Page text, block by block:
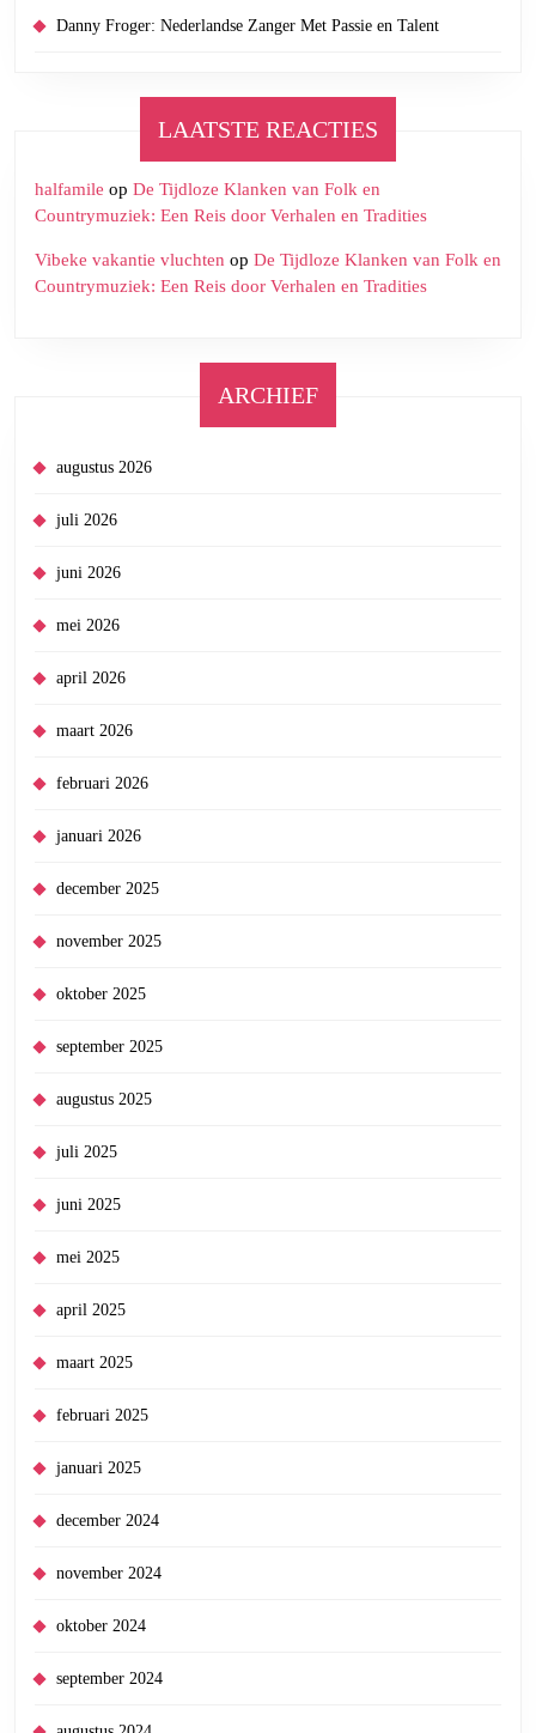
Danny Froger: Nederlandse Zanger Met Passie en Talent
LAATSTE REACTIES
halfamile op De Tijdloze Klanken van Folk en
Countrymuziek: Een Reis door Verhalen en Tradities
Vibeke vakantie vluchten op De Tijdloze Klanken van Folk en
Countrymuziek: Een Reis door Verhalen en Tradities
ARCHIEF
augustus 2026
juli 2026
juni 2026
mei 2026
april 2026
maart 2026
februari 2026
januari 2026
december 2025
november 2025
oktober 2025
september 2025
augustus 2025
juli 2025
juni 2025
mei 2025
april 2025
maart 2025
februari 2025
januari 2025
december 2024
november 2024
oktober 2024
september 2024